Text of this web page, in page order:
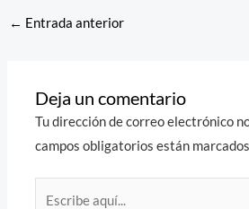
← Entrada anterior
Deja un comentario
Tu dirección de correo electrónico
campos obligatorios están